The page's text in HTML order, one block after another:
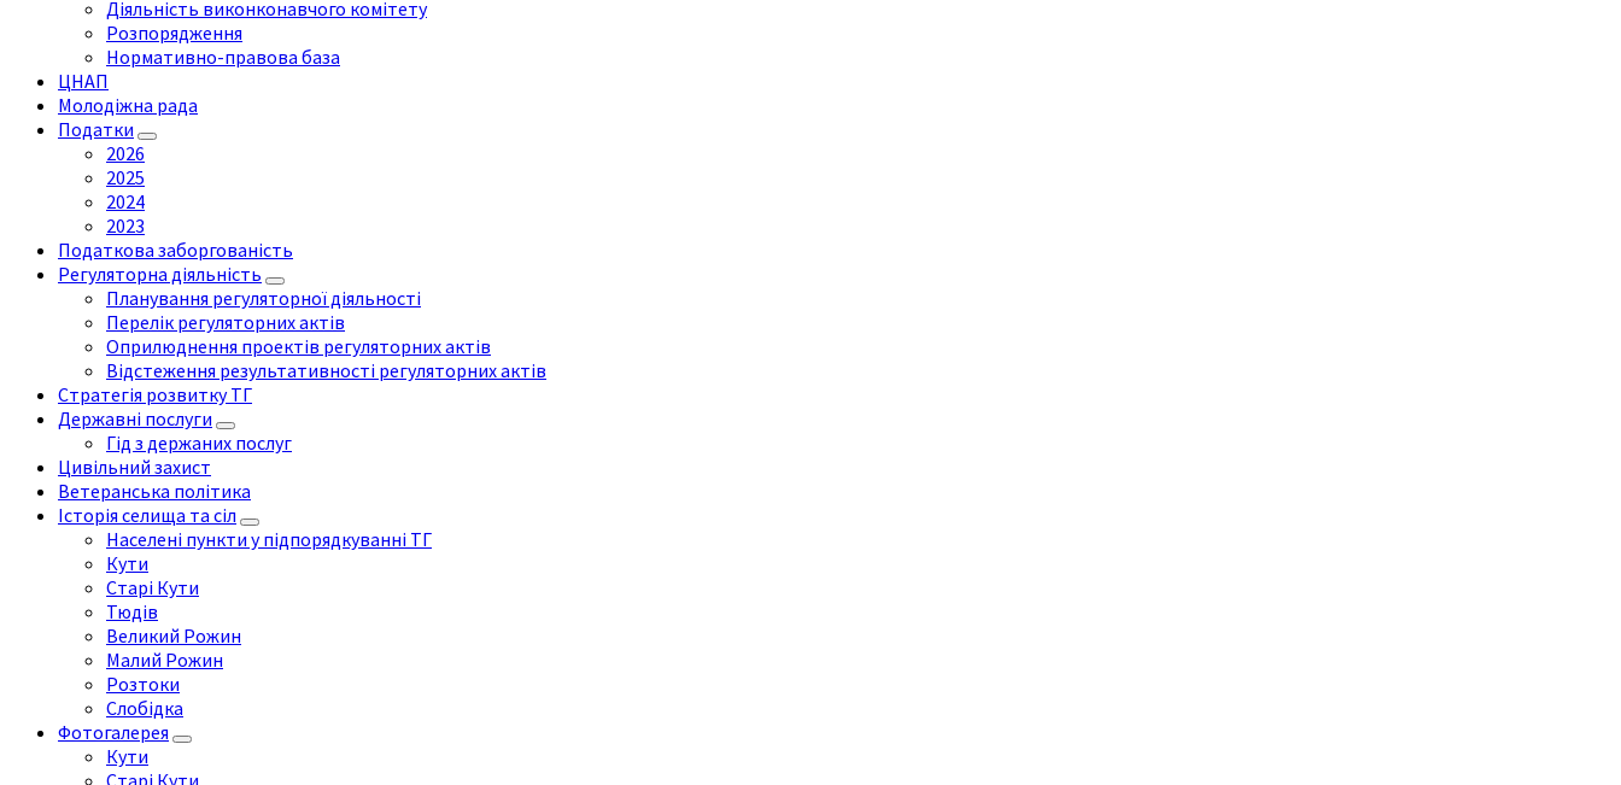
Діяльність виконконавчого комітету
Розпорядження
Нормативно-правова база
ЦНАП
Молодіжна рада
Податки
2026
2025
2024
2023
Податкова заборгованість
Регуляторна діяльність
Планування регуляторної діяльності
Перелік регуляторних актів
Оприлюднення проектів регуляторних актів
Відстеження результативності регуляторних актів
Стратегія розвитку ТГ
Державні послуги
Гід з держаних послуг
Цивільний захист
Ветеранська політика
Історія селища та сіл
Населені пункти у підпорядкуванні ТГ
Кути
Старі Кути
Тюдів
Великий Рожин
Малий Рожин
Розтоки
Слобідка
Фотогалерея
Кути
Старі Кути